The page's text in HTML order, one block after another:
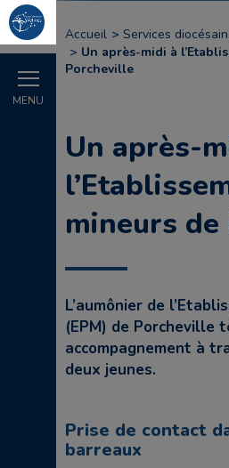
MENU
Accueil Services
Un après-midi à
Porcheville
Un après-
mineurs
L’aumônier de
(EPM) de Porcheville
accompagnement à
deux jeunes.
Prise de contact
barreaux